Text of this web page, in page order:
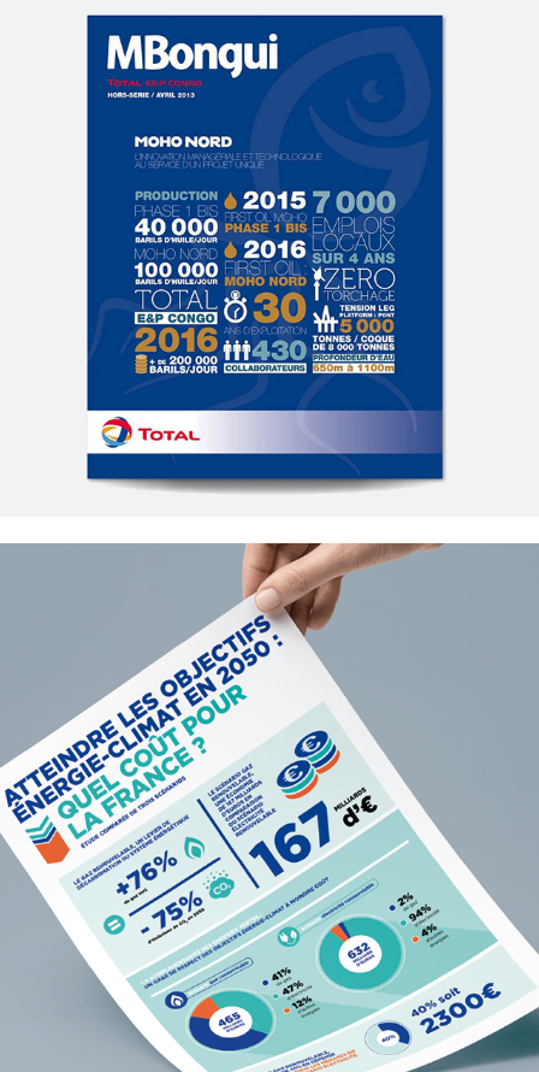
Total
Datavisualisation